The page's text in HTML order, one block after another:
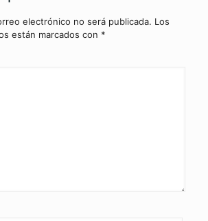
electrónico no será publicada. Los
están marcados con *